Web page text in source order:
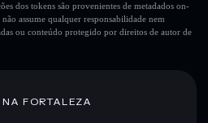
dos tokens são provenientes de metadados on-
assume qualquer responsabilidade nem
ou conteúdo protegido por direitos de autor de
FORTALEZA